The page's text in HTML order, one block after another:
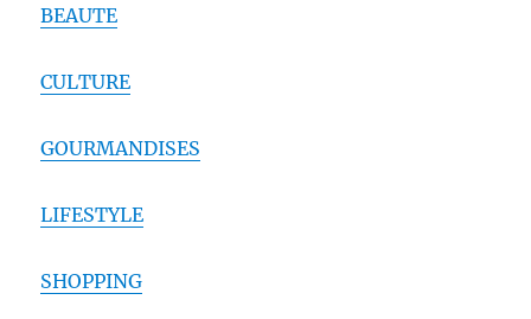
BEAUTE
CULTURE
GOURMANDISES
LIFESTYLE
SHOPPING